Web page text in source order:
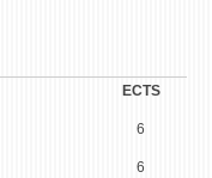
ПРОГРАМИ
ECTS
6
6